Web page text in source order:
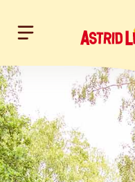
Hoppa till innehållet